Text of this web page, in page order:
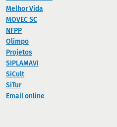
Melhor Vida
MOVEC SC
NFPP
Olimpo
Projetos
SIPLAMAVI
SiCult
SiTur
Email online